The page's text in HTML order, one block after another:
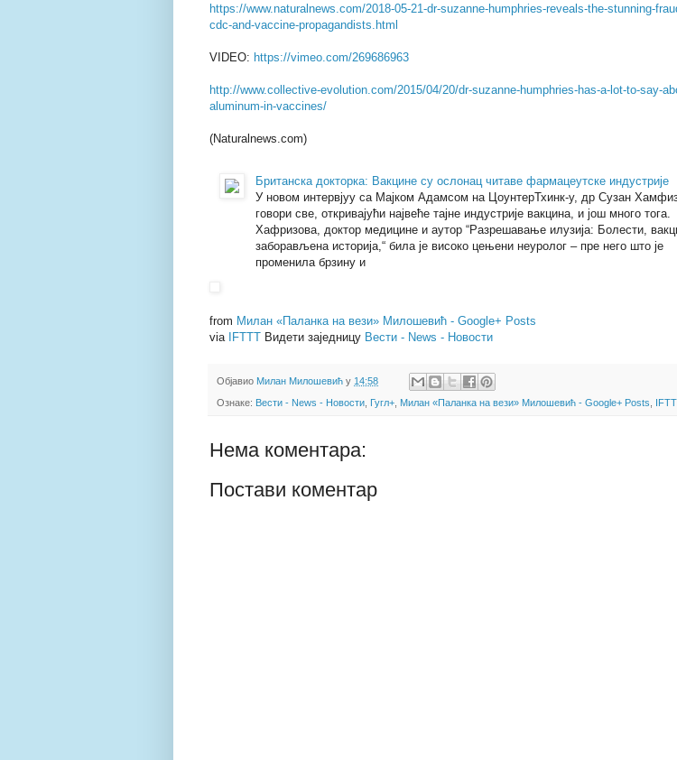
https://www.naturalnews.com/2018-05-21-dr-suzanne-humphries-reveals-the-stunning-
cdc-and-vaccine-propagandists.html
VIDEO: https://vimeo.com/269686963
http://www.collective-evolution.com/2015/04/20/dr-suzanne-humphries-has-a-lot-to-say-
aluminum-in-vaccines/
(Naturalnews.com)
Британска докторка: Вакцине су ослонац читаве фармацеутске индустрије
У новом интервјуу са Мајком Адамсом на ЦоунтерТхинк-у, др Сузан
говори све, откривајући највеће тајне индустрије вакцина, и још много тога.
Хафризова, доктор медицине и аутор “Разрешавање илузија: Болести,
заборављена историја,“ била је високо цењени неуролог – пре него што је
променила брзину и
from Милан «Паланка на вези» Милошевић - Google+ Posts
via IFTTT Видети заједницу Вести - News - Новости
Објавио Милан Милошевић у 14:58
Ознаке: Вести - News - Новости Гугл+ Милан «Паланка на вези» Милошевић - Google+ Posts
Нема коментара:
Постави коментар